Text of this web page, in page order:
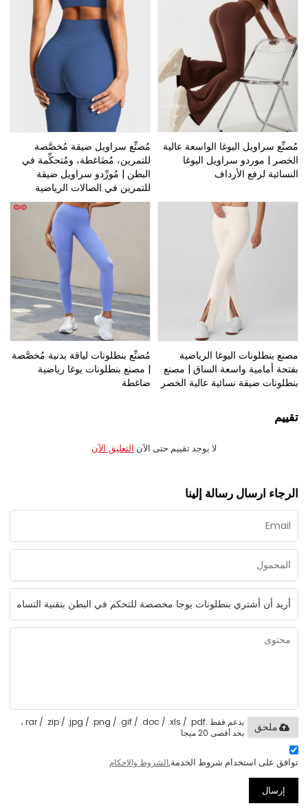
مُصنِّع سراويل اليوغا الواسعة عالية
الخصر | موردو سراويل اليوغا
النسائية لرفع الأرداف
مُصنِّع سراويل ضيقة مُخصَّصة
للتمرين، مُضَاغطة، ومُتحكِّمة في
البطن | مُورِّدو سراويل ضيقة
للتمرين في الصالات الرياضية
مصنع بنطلونات اليوغا الرياضية
بفتحة أمامية واسعة الساق | مصنع
بنطلونات ضيقة نسائية عالية الخصر
مُصنِّع بنطلونات لياقة بدنية مُخصَّصة
| مصنع بنطلونات يوغا رياضية
ضاغطة
تقييم
لا يوجد تقييم حتى الآن التعليق الآن
الرجاء ارسال رسالة إلينا
يدعم فقط .rar / .zip / .jpg / .png / .gif / .doc / .xls / .pdf ،
بحد أقصى 20 ميجا
ملحق
توافق على استخدام شروط الخدمة,الشروط والاحكام
إرسال